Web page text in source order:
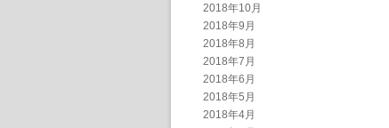
2018年10月
2018年9月
2018年8月
2018年7月
2018年6月
2018年5月
2018年4月